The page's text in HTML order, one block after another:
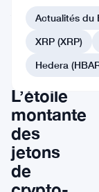
Spectra
(SPCT)
L’étoile
montante
des
jetons
de
Actualités du
XRP (XRP)
Hedera